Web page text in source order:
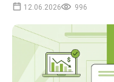
12.06.2026 996